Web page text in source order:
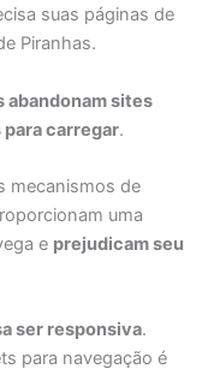
suas páginas de
Piranhas.
abandonam sites
para carregar.
mecanismos de
uma
e prejudicam seu
ser responsiva.
para navegação é